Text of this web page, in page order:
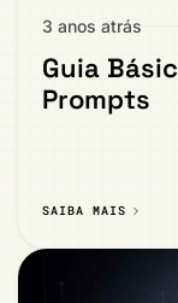
3 anos atrás
Guia
Prompts
SAIBA MAIS